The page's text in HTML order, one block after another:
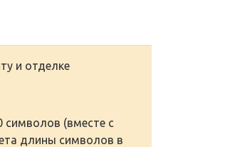
и отделке
(вместе с
длины символов в